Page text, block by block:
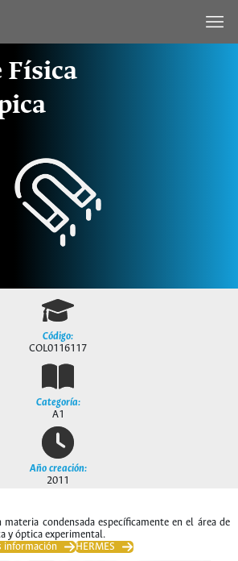
Física
Código:
COL0116117
Categoría:
A1
Año creación:
2011
condensada específicamente en el área de
y óptica experimental.
información
HERMES